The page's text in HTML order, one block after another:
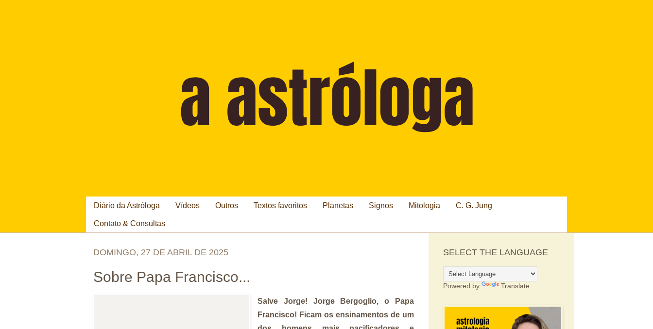
Diário da Astróloga Vídeos Outros Textos favoritos Planetas Signos Mitologia C. G. Jung
Contato & Consultas
DOMINGO, 27 DE ABRIL DE 2025
Sobre Papa Francisco...
Salve Jorge! Jorge Bergoglio, o Papa
Francisco! Ficam os ensinamentos de um
SELECT THE LANGUAGE
Powered by Translate